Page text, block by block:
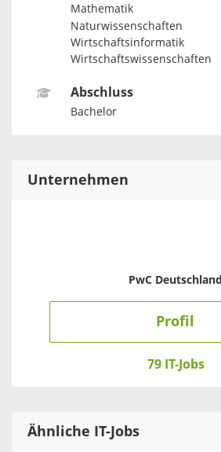
Mathematik
Naturwissenschaften
Wirtschaftsinformatik
Wirtschaftswissenschaften
Abschluss
Bachelor
Unternehmen
PwC Deutschland
Profil
79 IT-Jobs
Ähnliche IT-Jobs